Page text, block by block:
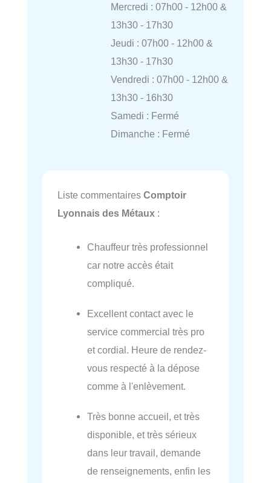
Mercredi : 07h00 - 12h00 &
13h30 - 17h30
Jeudi : 07h00 - 12h00 &
13h30 - 17h30
Vendredi : 07h00 - 12h00 &
13h30 - 16h30
Samedi : Fermé
Dimanche : Fermé
Liste commentaires Comptoir
Lyonnais des Métaux :
Chauffeur très professionnel
car notre accès était
compliqué.
Excellent contact avec le
service commercial très pro
et cordial. Heure de rendez-
vous respecté à la dépose
comme à l'enlèvement.
Très bonne accueil, et très
disponible, et très sérieux
dans leur travail, demande
de renseignements, enfin les